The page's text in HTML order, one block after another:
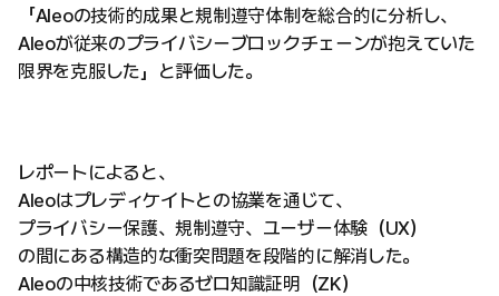
「Aleoの技術的成果と規制遵守体制を総合的に分析し、
Aleoが従来のプライバシーブロックチェーンが抱えていた
限界を克服した」と評価した。
レポートによると、
Aleoはプレディケイトとの協業を通じて、
プライバシー保護、規制遵守、ユーザー体験（UX）
の間にある構造的な衝突問題を段階的に解消した。
Aleoの中核技術であるゼロ知識証明（ZK）